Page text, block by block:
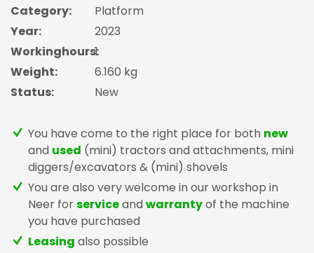
Category:
Platform
Year:
2023
Workinghours:
1
Weight:
6.160 kg
Status:
New
You have come to the right place for both new
and used (mini) tractors and attachments, mini
diggers/excavators & (mini) shovels
You are also very welcome in our workshop in
Neer forserviceand warrantyof the machine
you have purchased
Leasing also possible